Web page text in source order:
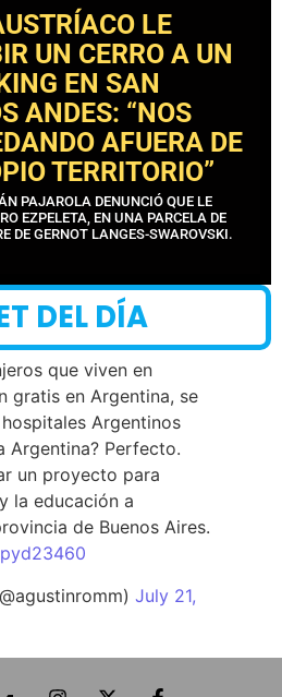
LE
UN CERRO A UN
EN SAN
ANDES: “NOS
AFUERA DE
TERRITORIO”
PAJAROLA DENUNCIÓ QUE LE
EZPELETA, EN UNA PARCELA DE
DE GERNOT LANGES-SWAROVSKI.
DEL DÍA
que viven en
gratis en Argentina, se
Argentinos
Argentina? Perfecto.
un proyecto para
la educación a
de Buenos Aires.
July 21,